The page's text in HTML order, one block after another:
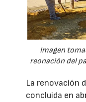
Imagen
reonación del
La renovación
concluida en